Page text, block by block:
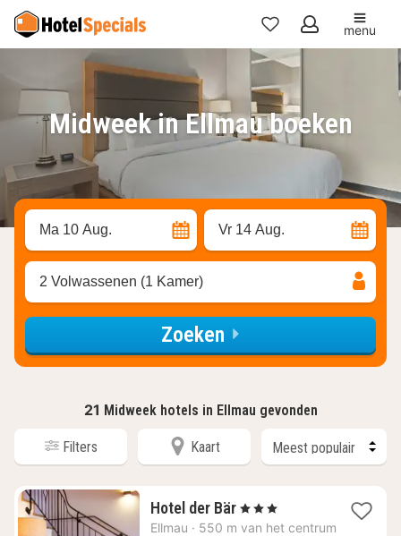
Mijn
favorieten
menu
Midweek in Ellmau boeken
Ma 10 Aug. Vr 14 Aug.
2 Volwassenen (1 Kamer)
Zoeken
21 Midweek hotels in Ellmau gevonden
Filters Kaart
Hotel der Bär4
nachten
, 3 Sterren
Ellmau · 550 m van het centrum